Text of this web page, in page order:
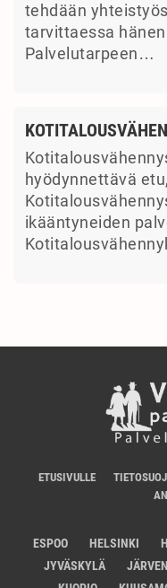
tehdään
tarvittaessa
Palvelutarpeen…
hyödynnettävä
ikääntyneiden
ETUSIVULLE
ESPOO HELSINKI
JYVÄSKYLÄ